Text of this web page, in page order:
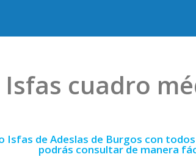
cuadro
Isfas de Adeslas de Burgos con
podrás consultar de manera